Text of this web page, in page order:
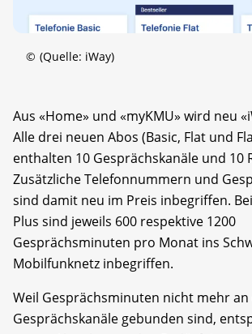
© (Quelle: iWay)
Aus «Home» und «myKMU» wird neu
Alle drei neuen Abos (Basic, Flat und
enthalten 10 Gesprächskanäle und 10
Zusätzliche Telefonnummern und
sind damit neu im Preis inbegriffen.
Plus sind jeweils 600 respektive 1200
Gesprächsminuten pro Monat ins
Mobilfunknetz inbegriffen.
Weil Gesprächsminuten nicht mehr an
Gesprächskanäle gebunden sind,